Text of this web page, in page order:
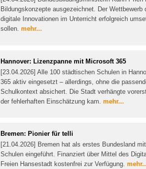
Bildungskonzepte ausgezeichnet. Der
digitale Innovationen im Unterricht erfolgreich
sollen. mehr...
Hannover: Lizenzpanne mit Microsoft 365
[23.04.2026] Alle 100 städtischen Schulen in
365 aktiv eingesetzt – allerdings, ohne die
Schulkontext absichert. Die Stadt verhängte
der fehlerhaften Einschätzung kam. mehr...
Bremen: Pionier für telli
[21.04.2026] Bremen hat als erstes Bundesland
Schulen eingeführt. Finanziert über Mittel des
Freien Hansestadt kostenfrei zur Verfügung.